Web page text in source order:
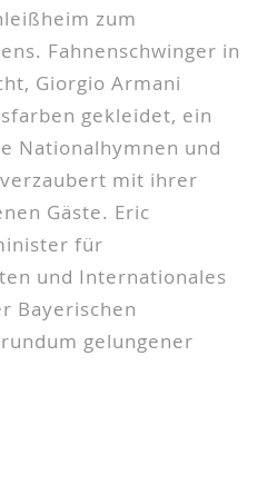
zum
Fahnenschwinger in
Giorgio Armani
gekleidet, ein
Nationalhymnen und
mit ihrer
Gäste. Eric
für
und Internationales
Bayerischen
gelungener